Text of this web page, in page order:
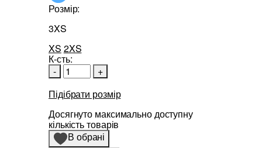
Розмір:
3XS
XS 2XS
К-сть:
-
+
Підібрати розмір
Досягнуто максимально доступну
кількість товарів
В обрані